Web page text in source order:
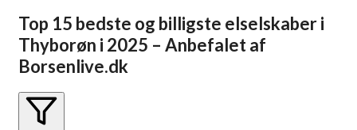
Top 15 bedste og billigste elselskaber i
Thyborøn i 2025 – Anbefalet af
Borsenlive.dk